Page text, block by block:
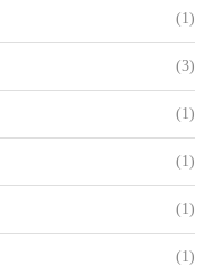
(1)
(3)
(1)
(1)
(1)
(1)